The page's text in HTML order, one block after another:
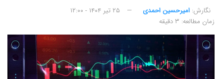
نگارش:‌ امیرحسین احمدی
۲۵ تیر ۱۴۰۴ - ۱۲:۰۰
زمان مطالعه: ۳ دقیقه